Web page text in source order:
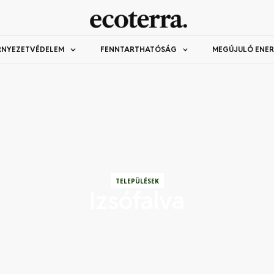
FENNTARTHATÓSÁG MEGÚJULÓ
TELEPÜLÉSEK